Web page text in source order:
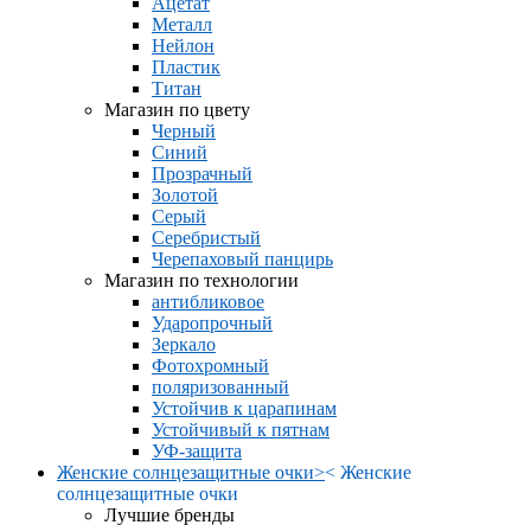
Металл
Нейлон
Пластик
Титан
Магазин по цвету
Черный
Синий
Прозрачный
Золотой
Серый
Серебристый
Черепаховый панцирь
Магазин по технологии
антибликовое
Ударопрочный
Зеркало
Фотохромный
поляризованный
Устойчив к царапинам
Устойчивый к пятнам
УФ-защита
Женские солнцезащитные очки>< Женские
солнцезащитные очки
Лучшие бренды